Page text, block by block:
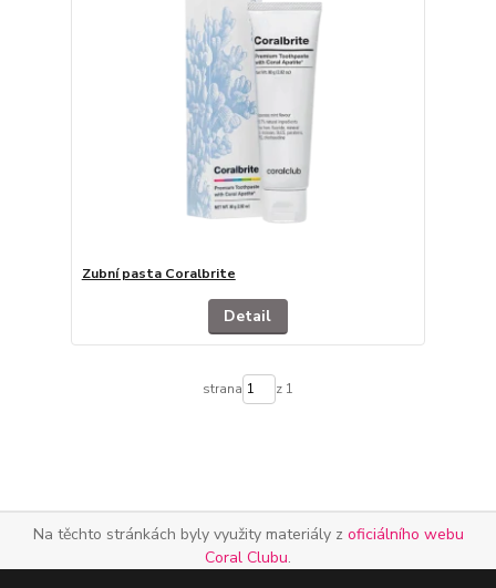
Zubní pasta Coralbrite
Detail
strana z 1
Na těchto stránkách byly využity materiály z oficiálního webu
Coral Clubu.